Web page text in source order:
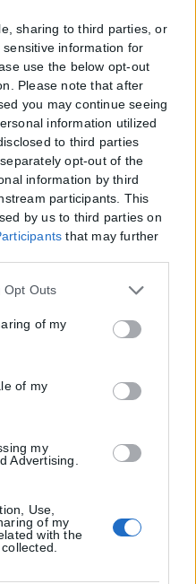
sharing to third parties, or
information for
use the below opt-out
Please note that after
you may continue seeing
information utilized
to third parties
opt-out of the
information by third
participants. This
by us to third parties on
that may further
uses one or more Google
behaviour. You may
Google and its third-party
purposes in below
Opt Outs
of my
of my
my
Advertising.
Use,
of my
with the